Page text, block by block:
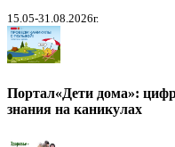
15.05-31.08.2026г.
Портал«Дети дома»:
знания на каникулах